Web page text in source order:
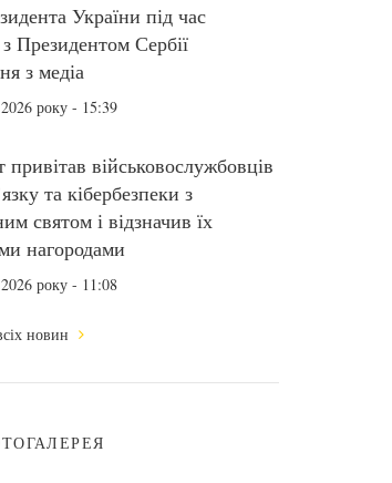
України під час
Президентом Сербії
з медіа
року - 15:39
привітав військовослужбовців
та кібербезпеки з
святом і відзначив їх
нагородами
року - 11:08
новин